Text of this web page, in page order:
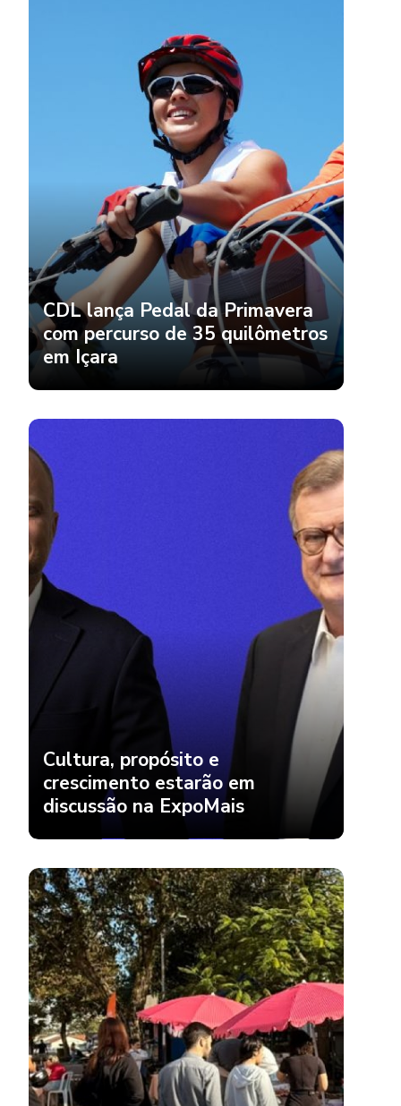
CDL lança Pedal da Primavera
com percurso de 35 quilômetros
em Içara
Cultura, propósito e
crescimento estarão em
discussão na ExpoMais